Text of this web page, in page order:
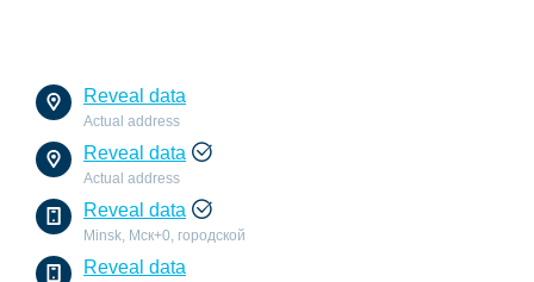
Reveal data
Actual address
Reveal data
Actual address
Reveal data
Minsk, Мск+0, городской
Reveal data